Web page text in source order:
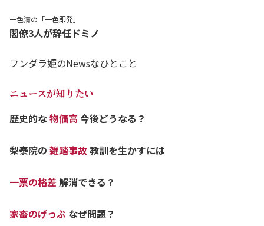
一色清の「一色即発」
閣僚3人が辞任ドミノ
フンダラ姫のNewsなひとこと
ニュースが知りたい
歴史的な物価高 今後どうなる？
梨泰院の 雑踏事故教訓を生かすには
一票の格差解消できる？
家畜のげっぷ なぜ問題？